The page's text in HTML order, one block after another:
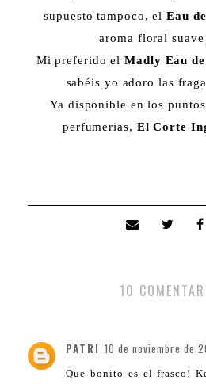
supuesto tampoco, elEau
aroma floral
Mi preferido el Madly Eau
sabéis yo adoro las
Ya disponible en los
perfumerias, El Corte
10
PATRI 10 de noviembre de
Que bonito es el frasco!